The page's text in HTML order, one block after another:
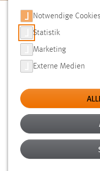
Hochschule Aktuelles
STUDIERENDE
LÖSUNGEN FÜR
TACHOV
06.02.2023
SCRUM und
Notwendige
Statistik
Marketing
Externe Medien